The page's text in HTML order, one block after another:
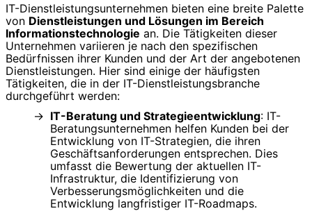
IT-Dienstleistungsunternehmen bieten eine breite Palette
von Dienstleistungen und Lösungen im Bereich
Informationstechnologie an. Die Tätigkeiten dieser
Unternehmen variieren je nach den spezifischen
Bedürfnissen ihrer Kunden und der Art der angebotenen
Dienstleistungen. Hier sind einige der häufigsten
Tätigkeiten, die in der IT-Dienstleistungsbranche
durchgeführt werden:
IT-Beratung und Strategieentwicklung: IT-
Beratungsunternehmen helfen Kunden bei der
Entwicklung von IT-Strategien, die ihren
Geschäftsanforderungen entsprechen. Dies
umfasst die Bewertung der aktuellen IT-
Infrastruktur, die Identifizierung von
Verbesserungsmöglichkeiten und die
Entwicklung langfristiger IT-Roadmaps.